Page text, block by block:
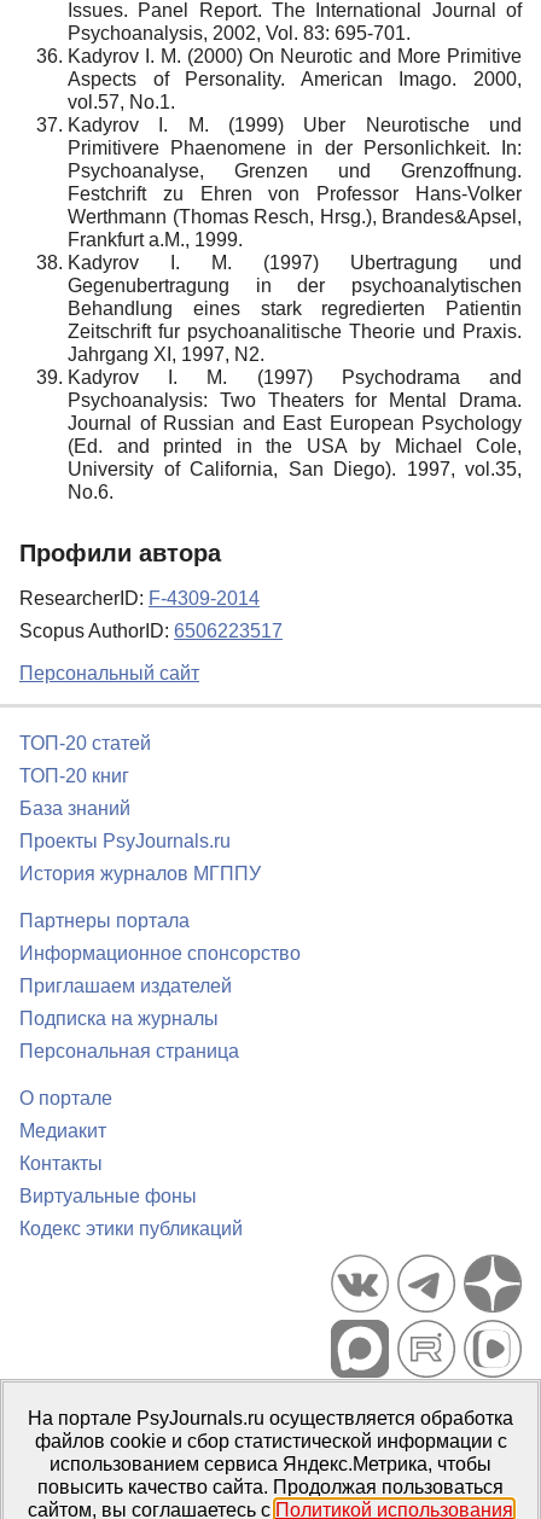
Issues. Panel Report. The International Journal of
Psychoanalysis, 2002, Vol. 83: 695-701.
Kadyrov I. M. (2000) On Neurotic and More Primitive
Aspects of Personality. American Imago. 2000,
vol.57, No.1.
Kadyrov I. M. (1999) Uber Neurotische und
Primitivere Phaenomene in der Personlichkeit. In:
Psychoanalyse, Grenzen und Grenzoffnung.
Festchrift zu Ehren von Professor Hans-Volker
Werthmann (Thomas Resch, Hrsg.), Brandes&Apsel,
Frankfurt a.M., 1999.
Kadyrov I. M. (1997) Ubertragung und
Gegenubertragung in der psychoanalytischen
Behandlung eines stark regredierten Patientin
Zeitschrift fur psychoanalitische Theorie und Praxis.
Jahrgang XI, 1997, N2.
Kadyrov I. M. (1997) Psychodrama and
Psychoanalysis: Two Theaters for Mental Drama.
Journal of Russian and East European Psychology
(Ed. and printed in the USA by Michael Cole,
University of California, San Diego). 1997, vol.35,
No.6.
Профили автора
ResearcherID: F-4309-2014
Scopus AuthorID: 6506223517
Персональный сайт
ТОП-20 статей
ТОП-20 книг
База знаний
Проекты PsyJournals.ru
История журналов МГППУ
Партнеры портала
Информационное спонсорство
Приглашаем издателей
Подписка на журналы
Персональная страница
О портале
Медиакит
Контакты
Виртуальные фоны
Кодекс этики публикаций
Портал психологических изданий PsyJournals.ru, 2007–2026
Правила использования материалов
Свидетельство регистрации СМИЭл № ФС77-66447 от 14 июля
2016 г.
Издатель: ФГБОУ ВО МГППУ
На портале PsyJournals.ru осуществляется обработка
файлов cookie и сбор статистической информации с
использованием сервиса Яндекс.Метрика, чтобы
повысить качество сайта. Продолжая пользоваться
сайтом, вы соглашаетесь с Политикой использования